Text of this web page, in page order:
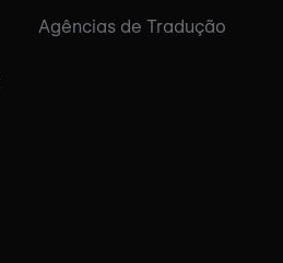
Agências de Tradução